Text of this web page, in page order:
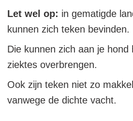
Let wel op: in gematigde
kunnen zich teken bevinden.
Die kunnen zich aan je hond
ziektes overbrengen.
Ook zijn teken niet zo
vanwege de dichte vacht.